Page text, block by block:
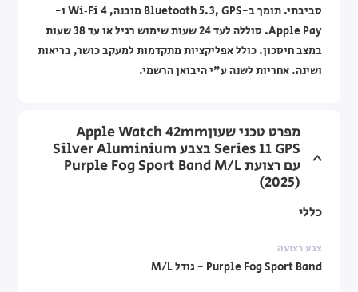
סביבתי. תומך ב-Bluetooth 5.3, GPS מובנה, Wi‑Fi 4 ו-
Apple Pay. סוללה לעד 24 שעות שימוש רגיל או עד 38 שעות
במצב חיסכון. כולל אפליקציות מתקדמות למעקב כושר, בריאות
ושינה. אחריות לשנה ע"י היבואן הרשמי.
מפרט טכני שעוןApple Watch 42mm
Series 11 GPS בצבע Silver Aluminium
עם רצועת Purple Fog Sport Band M/L
(2025)
כללי
צבע רצועה
Purple Fog Sport Band - גודל M/L